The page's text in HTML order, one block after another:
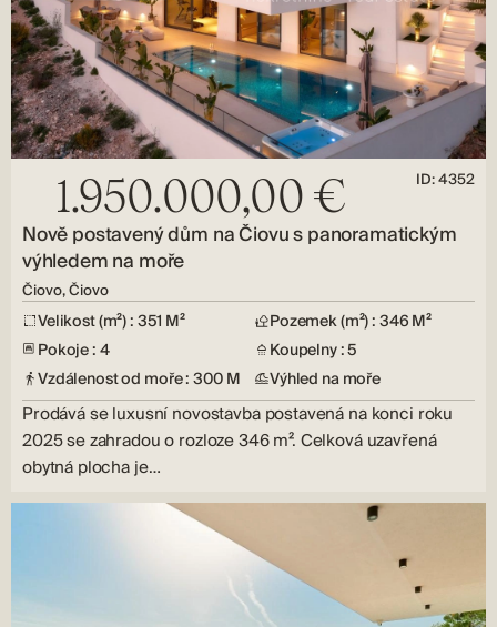
1.950.000,00 € ID: 4352
Nově postavený dům na Čiovu s panoramatickým
výhledem na moře
Čiovo, Čiovo
Velikost (m²) : 351 M²
Pozemek (m²) : 346 M²
Pokoje : 4
Koupelny : 5
Vzdálenost od moře : 300 M
Výhled na moře
Prodává se luxusní novostavba postavená na konci roku
2025 se zahradou o rozloze 346 m². Celková uzavřená
obytná plocha je…